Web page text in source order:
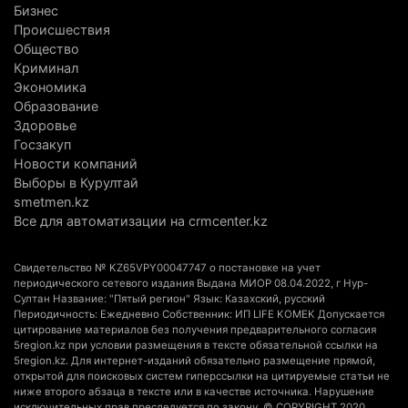
5 августа 2026 г. 17:06
Казахстан стал лидером Центральной Азии в
мировом рейтинге благополучия
5 августа 2026 г. 13:55
Казахстан может начать выпуск экологичного
топлива для самолетов: пилотный проект
запустят в Алатау
5 августа 2026 г. 12:32
горах Алматинской области после камнепада
5 августа 2026 г. 11:23
Хозяина собак, едва не загрызших ребенка в
Алматинской области, судят спустя год после
трагедии
Бизнес
Происшествия
Общество
Криминал
Экономика
Образование
Здоровье
Госзакуп
Новости компаний
Выборы в Курултай
smetmen.kz
Все для автоматизации на crmcenter.kz
Свидетельство № KZ65VPY00047747 о постановке на учет
периодического сетевого издания Выдана МИОР 08.04.2022, г Нур-
Султан Название: "Пятый регион" Язык: Казахский, русский
Периодичность: Ежедневно Собственник: ИП LIFE KOMEK Допускается
цитирование материалов без получения предварительного согласия
5region.kz при условии размещения в тексте обязательной ссылки на
5region.kz. Для интернет-изданий обязательно размещение прямой,
открытой для поисковых систем гиперссылки на цитируемые статьи не
ниже второго абзаца в тексте или в качестве источника. Нарушение